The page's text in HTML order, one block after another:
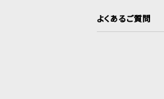
よくあるご質問